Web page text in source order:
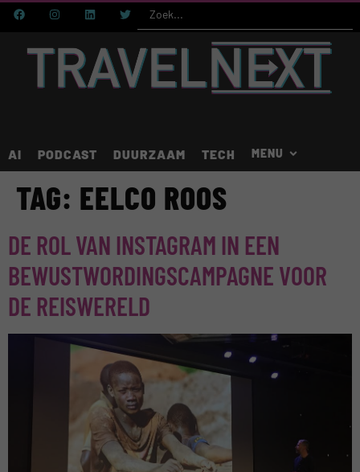
AI PODCAST DUURZAAM TECH
TAG: EELCO ROOS
DE ROL VAN INSTAGRAM IN EEN
BEWUSTWORDINGSCAMPAGNE VOOR
DE REISWERELD